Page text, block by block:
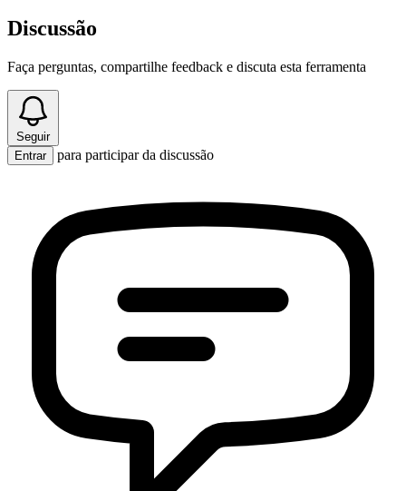
Discussão
Faça perguntas, compartilhe feedback e discuta esta ferramenta
Seguir
Entrar
para participar da discussão